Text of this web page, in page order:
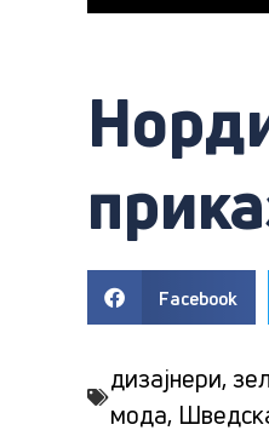
Facebook
дизајнери,
мода,